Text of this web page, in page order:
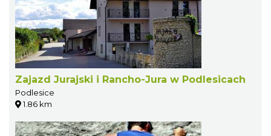
Zajazd Jurajski i Rancho-Jura w Podlesicach
Podlesice
1.86 km